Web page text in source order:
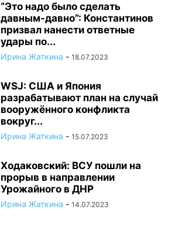
“Это надо было сделать
давным-давно”: Константинов
призвал нанести ответные
удары по...
Ирина Жаткина - 18.07.2023
WSJ: США и Япония
разрабатывают план на случай
вооружённого конфликта
вокруг...
Ирина Жаткина - 15.07.2023
Ходаковский: ВСУ пошли на
прорыв в направлении
Урожайного в ДНР
Ирина Жаткина - 14.07.2023